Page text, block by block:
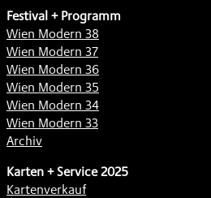
Festival + Programm
Wien Modern 38
Wien Modern 37
Wien Modern 36
Wien Modern 35
Wien Modern 34
Wien Modern 33
Archiv
Karten + Service 2025
Kartenverkauf